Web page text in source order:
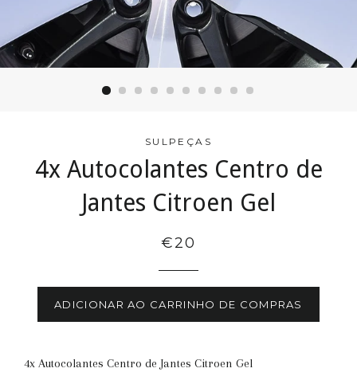
SULPEÇAS
4x Autocolantes Centro de
Jantes Citroen Gel
€20
ADICIONAR AO CARRINHO DE COMPRAS
4x Autocolantes Centro de Jantes Citroen Gel